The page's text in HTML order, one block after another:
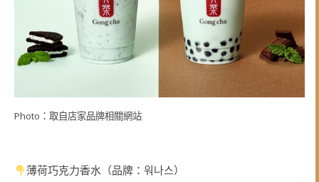
Photo：取自店家品牌相關網站
薄荷巧克力香水（品牌：워나스）